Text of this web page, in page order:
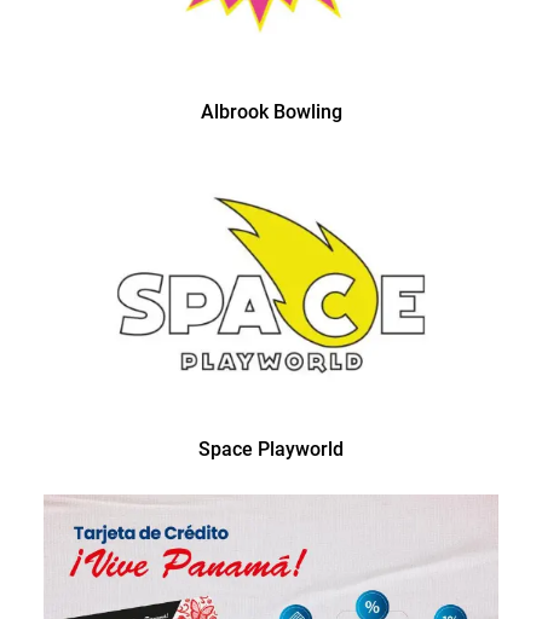
Albrook Bowling
Space Playworld